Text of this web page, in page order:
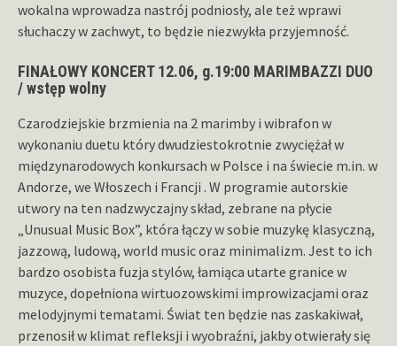
wokalna wprowadza nastrój podniosły, ale też wprawi
słuchaczy w zachwyt, to będzie niezwykła przyjemność.
FINAŁOWY KONCERT 12.06, g.19:00 MARIMBAZZI DUO
/ wstęp wolny
Czarodziejskie brzmienia na 2 marimby i wibrafon w
wykonaniu duetu który dwudziestokrotnie zwyciężał w
międzynarodowych konkursach w Polsce i na świecie m.in. w
Andorze, we Włoszech i Francji . W programie autorskie
utwory na ten nadzwyczajny skład, zebrane na płycie
„Unusual Music Box”, która łączy w sobie muzykę klasyczną,
jazzową, ludową, world music oraz minimalizm. Jest to ich
bardzo osobista fuzja stylów, łamiąca utarte granice w
muzyce, dopełniona wirtuozowskimi improwizacjami oraz
melodyjnymi tematami. Świat ten będzie nas zaskakiwał,
przenosił w klimat refleksji i wyobraźni, jakby otwierały się